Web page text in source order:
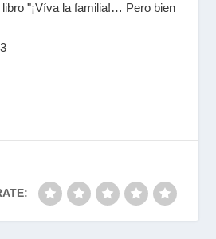
libro "¡Víva la familia!… Pero bien